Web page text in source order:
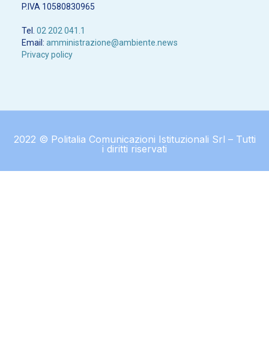
P.IVA 10580830965
Tel. 02 202 041.1
Email: amministrazione@ambiente.news
Privacy policy
2022 © Politalia Comunicazioni Istituzionali Srl – Tutti
i diritti riservati